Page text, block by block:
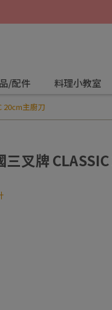
/配件 料理小教室
20cm主廚刀
叉牌